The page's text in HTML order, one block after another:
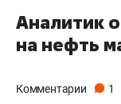
Аналитик
на нефть
Комментарии 1